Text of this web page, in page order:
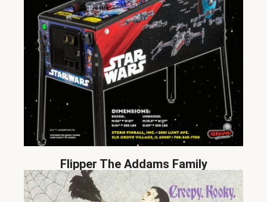
Flipper The Addams Family